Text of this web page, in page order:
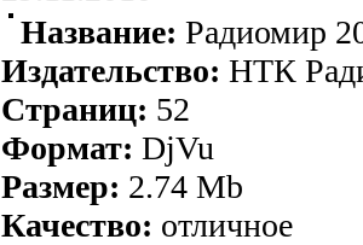
Название: Радиомир
Издательство: НТК
Страниц: 52
Формат: DjVu
Размер: 2.74 Mb
Качество: отличное